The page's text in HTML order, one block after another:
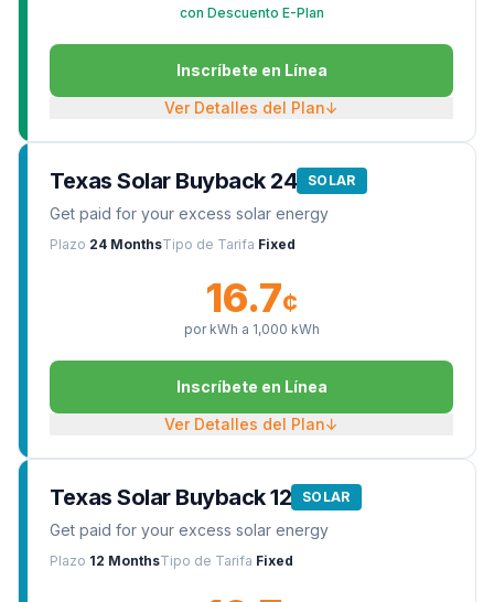
con Descuento E-Plan
Inscríbete en Línea
Ver Detalles del Plan↓
Texas Solar Buyback 24 SOLAR
Get paid for your excess solar energy
Plazo 24 MonthsTipo de Tarifa Fixed
16.7¢
por kWh a 1,000 kWh
Inscríbete en Línea
Ver Detalles del Plan↓
Texas Solar Buyback 12 SOLAR
Get paid for your excess solar energy
Plazo 12 MonthsTipo de Tarifa Fixed